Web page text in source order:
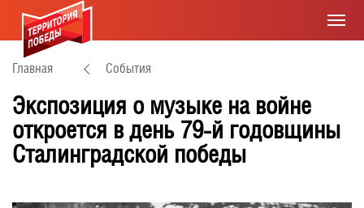
Главная События
Экспозиция о музыке на войне
откроется в день 79-й годовщины
Сталинградской победы